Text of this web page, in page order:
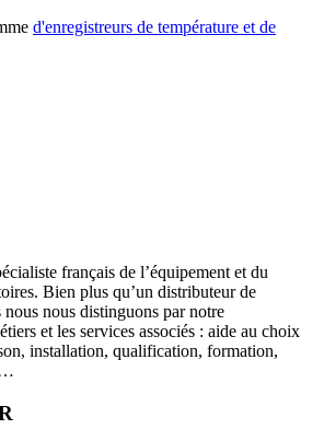
d'enregistreurs de température et de
français de l’équipement et du
Bien plus qu’un distributeur de
nous distinguons par notre
et les services associés : aide au choix
installation, qualification, formation,